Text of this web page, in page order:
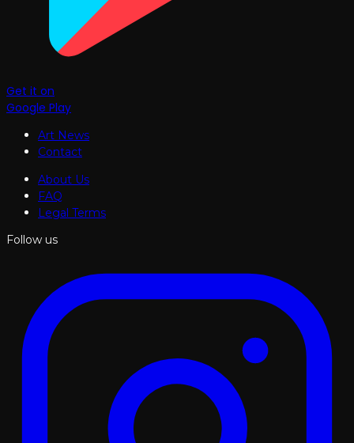
Get it on
Google Play
Art News
Contact
About Us
FAQ
Legal Terms
Follow us